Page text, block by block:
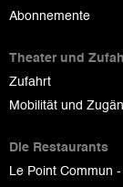
Abonnemente
Theater und
Zufahrt
Mobilität und
Die Restaurants
Le Point Commun